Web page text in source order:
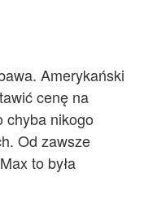
Amerykański
cenę na
chyba nikogo
Od zawsze
to była